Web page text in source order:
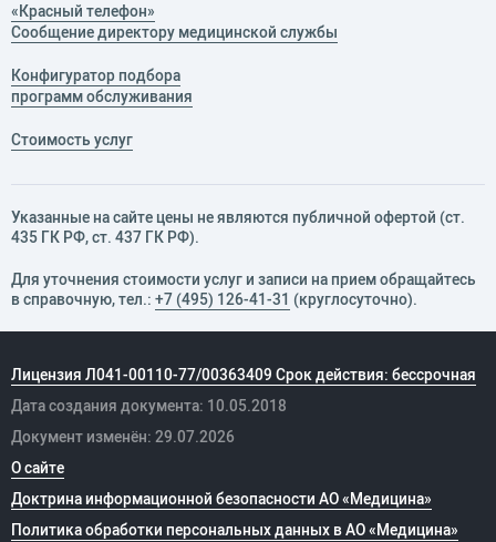
«Красный телефон»
Сообщение директору медицинской службы
Конфигуратор подбора
программ обслуживания
Стоимость услуг
Указанные на сайте цены не являются публичной офертой (ст.
435 ГК РФ, cт. 437 ГК РФ).
Для уточнения стоимости услуг и записи на прием обращайтесь
в справочную, тел.: +7 (495) 126-41-31 (круглосуточно).
Лицензия Л041-00110-77/00363409 Срок действия: бессрочная
Дата создания документа: 10.05.2018
Документ изменён: 29.07.2026
О сайте
Доктрина информационной безопасности АО «Медицина»
Политика обработки персональных данных в АО «Медицина»